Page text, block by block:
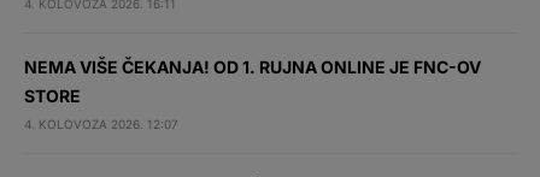
4. KOLOVOZA 2026. 16:11
NEMA VIŠE ČEKANJA! OD 1. RUJNA ONLINE JE FNC-OV
STORE
4. KOLOVOZA 2026. 12:07